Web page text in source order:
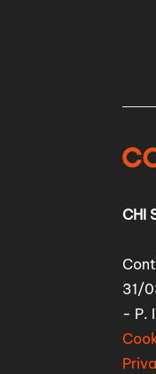
CHI
31/
- P.